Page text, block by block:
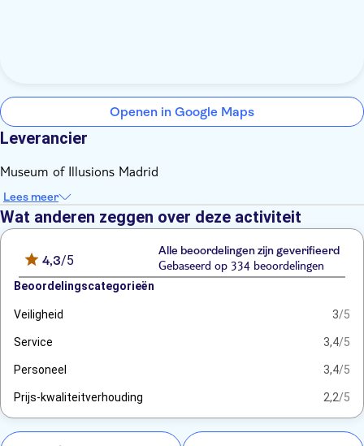
Openen in Google Maps
Leverancier
Museum of Illusions Madrid
Lees meer
Wat anderen zeggen over deze activiteit
4,3/5
Alle beoordelingen zijn geverifieerd
Gebaseerd op 334 beoordelingen
Beoordelingscategorieën
Veiligheid 3/5
Service 3,4/5
Personeel 3,4/5
Prijs-kwaliteitverhouding 2,2/5